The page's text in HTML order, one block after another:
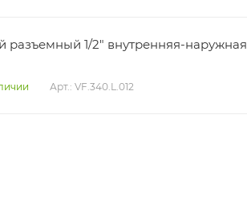
разъемный 1/2" внутренняя-наружная
Арт.: VF.340.L.012